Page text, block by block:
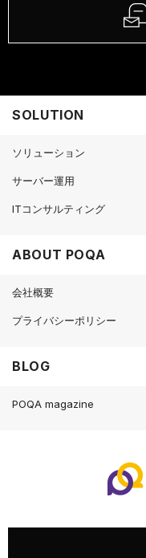
SOLUTION
ソリューション
サーバー運用
ITコンサルティング
ABOUT POQA
会社概要
プライバシーポリシー
BLOG
POQA magazine